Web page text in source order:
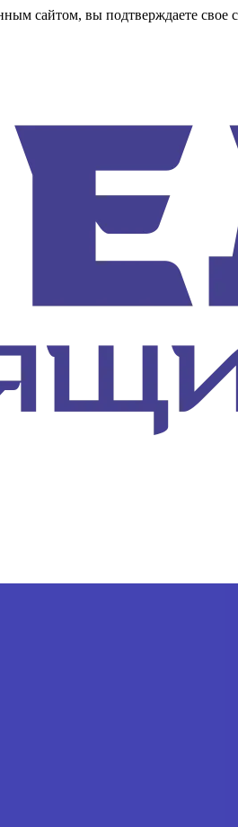
сайтом, вы подтверждаете свое